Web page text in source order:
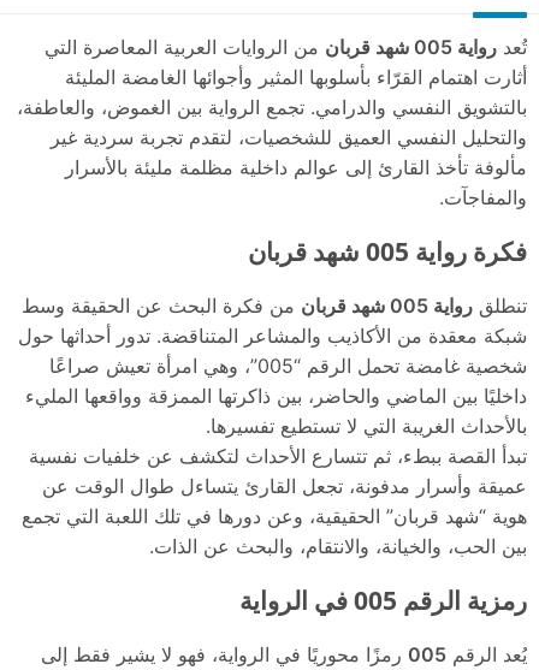
تُعد رواية 005 شهد قربان
من الروايات العربية المعاصرة التي
أثارت اهتمام القرّاء بأسلوبها المثير وأجوائها الغامضة المليئة
بالتشويق النفسي والدرامي. تجمع الرواية بين الغموض، والعاطفة،
والتحليل النفسي العميق للشخصيات، لتقدم تجربة سردية غير
مألوفة تأخذ القارئ إلى عوالم داخلية مظلمة مليئة بالأسرار
والمفاجآت.
فكرة رواية 005 شهد قربان
تنطلق رواية 005 شهد قربان
من فكرة البحث عن الحقيقة وسط
شبكة معقدة من الأكاذيب والمشاعر المتناقضة. تدور أحداثها حول
شخصية غامضة تحمل الرقم “005”، وهي امرأة تعيش صراعًا
داخليًا بين الماضي والحاضر، بين ذاكرتها الممزقة وواقعها المليء
بالأحداث الغريبة التي لا تستطيع تفسيرها.
تبدأ القصة ببطء، ثم تتسارع الأحداث لتكشف عن خلفيات نفسية
عميقة وأسرار مدفونة، تجعل القارئ يتساءل طوال الوقت عن
هوية “شهد قربان” الحقيقية، وعن دورها في تلك اللعبة التي تجمع
بين الحب، والخيانة، والانتقام، والبحث عن الذات.
رمزية الرقم 005 في الرواية
يُعد الرقم 005 رمزًا محوريًا في الرواية، فهو لا يشير فقط إلى